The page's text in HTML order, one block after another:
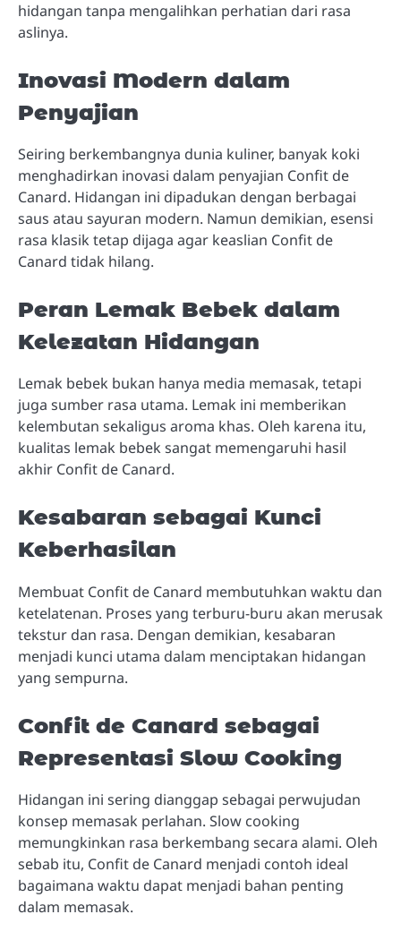
hidangan tanpa mengalihkan perhatian dari rasa
aslinya.
Inovasi Modern dalam
Penyajian
Seiring berkembangnya dunia kuliner, banyak koki
menghadirkan inovasi dalam penyajian Confit de
Canard. Hidangan ini dipadukan dengan berbagai
saus atau sayuran modern. Namun demikian, esensi
rasa klasik tetap dijaga agar keaslian Confit de
Canard tidak hilang.
Peran Lemak Bebek dalam
Kelezatan Hidangan
Lemak bebek bukan hanya media memasak, tetapi
juga sumber rasa utama. Lemak ini memberikan
kelembutan sekaligus aroma khas. Oleh karena itu,
kualitas lemak bebek sangat memengaruhi hasil
akhir Confit de Canard.
Kesabaran sebagai Kunci
Keberhasilan
Membuat Confit de Canard membutuhkan waktu dan
ketelatenan. Proses yang terburu-buru akan merusak
tekstur dan rasa. Dengan demikian, kesabaran
menjadi kunci utama dalam menciptakan hidangan
yang sempurna.
Confit de Canard sebagai
Representasi Slow Cooking
Hidangan ini sering dianggap sebagai perwujudan
konsep memasak perlahan. Slow cooking
memungkinkan rasa berkembang secara alami. Oleh
sebab itu, Confit de Canard menjadi contoh ideal
bagaimana waktu dapat menjadi bahan penting
dalam memasak.